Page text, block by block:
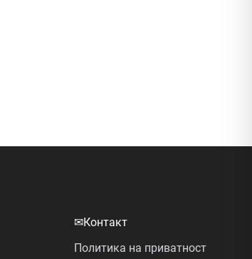
✉Контакт
Политика на приватност